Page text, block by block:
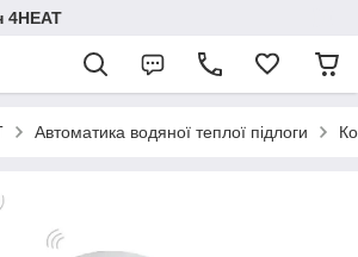
4HEAT
Автоматика водяної теплої підлоги